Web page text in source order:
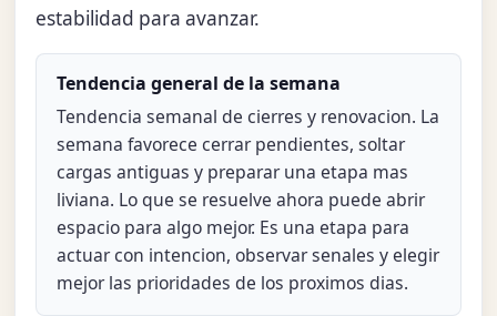
estabilidad para avanzar.
Tendencia general de la semana
Tendencia semanal de cierres y renovacion. La
semana favorece cerrar pendientes, soltar
cargas antiguas y preparar una etapa mas
liviana. Lo que se resuelve ahora puede abrir
espacio para algo mejor. Es una etapa para
actuar con intencion, observar senales y elegir
mejor las prioridades de los proximos dias.